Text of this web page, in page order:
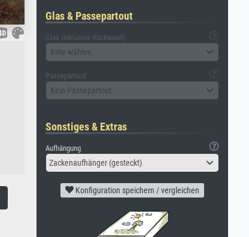
Glas & Passepartout
Glas (inklusive Rückwand)
Bitte wählen
Passepartout
Kein Passepartout
Sonstiges & Extras
Aufhängung
Zackenaufhänger (gesteckt)
Konfiguration speichern / vergleichen